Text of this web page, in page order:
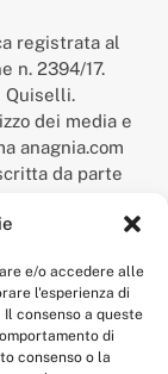
e/o accedere alle
l'esperienza di
consenso a queste
di
consenso o la
registrata al
n. 2394/17.
Quiselli.
dei media e
anagnia.com
da parte
l’Ufficio Italiano
febbraio 2017.